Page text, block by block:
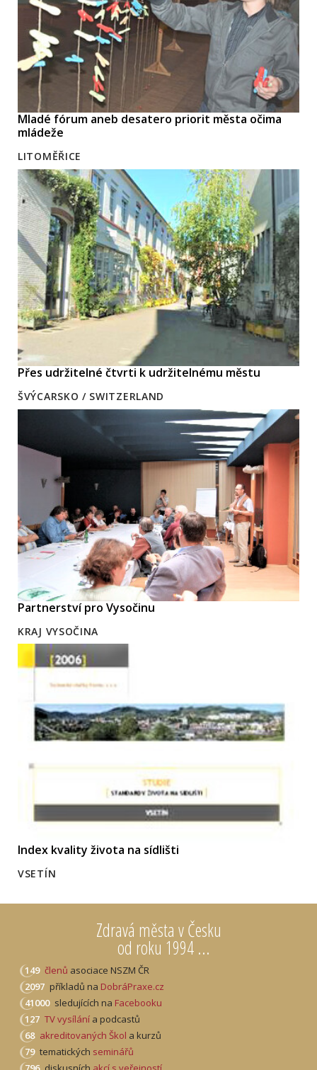
Zdravá města v Česku
od roku 1994 ...
149 členů asociace NSZM ČR
2097 příkladů na DobráPraxe.cz
41000 sledujících na Facebooku
127 TV vysílání a podcastů
68 akreditovaných Škol a kurzů
79 tematických seminářů
Mladé fórum aneb desatero priorit města očima
mládeže
LITOMĚŘICE
Přes udržitelné čtvrti k udržitelnému městu
ŠVÝCARSKO / SWITZERLAND
Partnerství pro Vysočinu
KRAJ VYSOČINA
Index kvality života na sídlišti
VSETÍN